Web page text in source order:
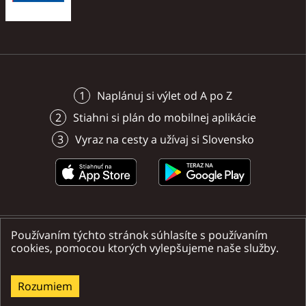
výnimočné a netradičné chute a
Naplánuj si výlet od A po Z
Stiahni si plán do mobilnej aplikácie
Vyraz na cesty a užívaj si Slovensko
Nájdete nás na sociálnych sieťach
Používaním týchto stránok súhlasíte s používaním
cookies, pomocou ktorých vylepšujeme naše služby.
Rozumiem